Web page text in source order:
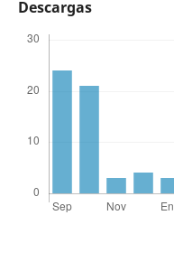
Descargas